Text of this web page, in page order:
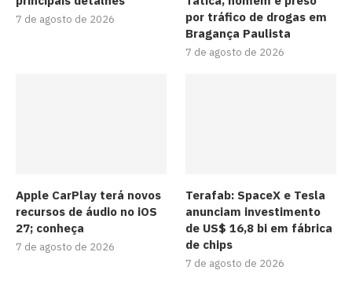
7 de agosto de 2026
por tráfico de drogas em
Bragança Paulista
7 de agosto de 2026
Apple CarPlay terá novos
recursos de áudio no iOS
27; conheça
7 de agosto de 2026
Terafab: SpaceX e Tesla
anunciam investimento
de US$ 16,8 bi em fábrica
de chips
7 de agosto de 2026